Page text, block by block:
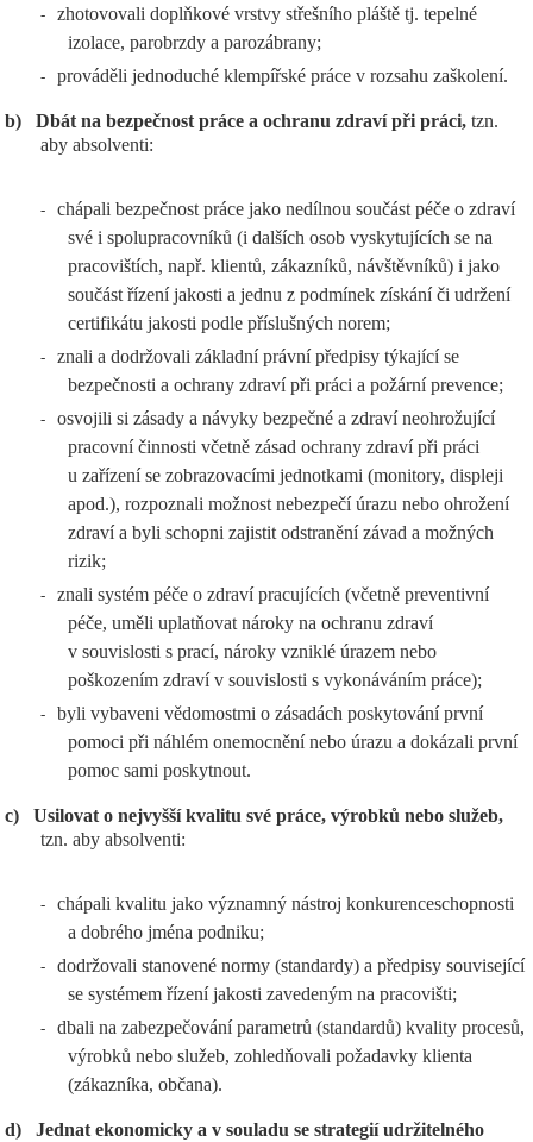
-
zhotovovali doplňkové vrstvy střešního pláště tj. tepelné
izolace, parobrzdy a parozábrany;
- prováděli jednoduché klempířské práce v rozsahu zaškolení.
b) Dbát na bezpečnost práce a ochranu zdraví při práci, tzn.
aby absolventi:
-
chápali bezpečnost práce jako nedílnou součást péče o zdraví
své i spolupracovníků (i dalších osob vyskytujících se na
pracovištích, např. klientů, zákazníků, návštěvníků) i jako
součást řízení jakosti a jednu z podmínek získání či udržení
certifikátu jakosti podle příslušných norem;
-
znali a dodržovali základní právní předpisy týkající se
bezpečnosti a ochrany zdraví při práci a požární prevence;
-
osvojili si zásady a návyky bezpečné a zdraví neohrožující
pracovní činnosti včetně zásad ochrany zdraví při práci
u zařízení se zobrazovacími jednotkami (monitory, displeji
apod.), rozpoznali možnost nebezpečí úrazu nebo ohrožení
zdraví a byli schopni zajistit odstranění závad a možných
rizik;
-
znali systém péče o zdraví pracujících (včetně preventivní
péče, uměli uplatňovat nároky na ochranu zdraví
v souvislosti s prací, nároky vzniklé úrazem nebo
poškozením zdraví v souvislosti s vykonáváním práce);
-
byli vybaveni vědomostmi o zásadách poskytování první
pomoci při náhlém onemocnění nebo úrazu a dokázali první
pomoc sami poskytnout.
c)
Usilovat o nejvyšší kvalitu své práce, výrobků nebo služeb,
tzn. aby absolventi:
-
chápali kvalitu jako významný nástroj konkurenceschopnosti
a dobrého jména podniku;
-
dodržovali stanovené normy (standardy) a předpisy související
se systémem řízení jakosti zavedeným na pracovišti;
-
dbali na zabezpečování parametrů (standardů) kvality procesů,
výrobků nebo služeb, zohledňovali požadavky klienta
(zákazníka, občana).
d)
Jednat ekonomicky a v souladu se strategií udržitelného